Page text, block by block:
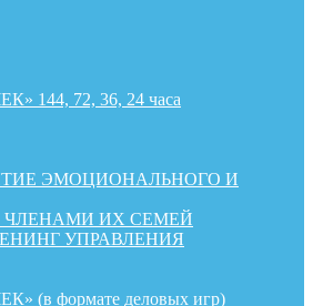
72, 36, 24 часа
ЭМОЦИОНАЛЬНОГО И
ЧЛЕНАМИ ИХ СЕМЕЙ
УПРАВЛЕНИЯ
формате деловых игр)